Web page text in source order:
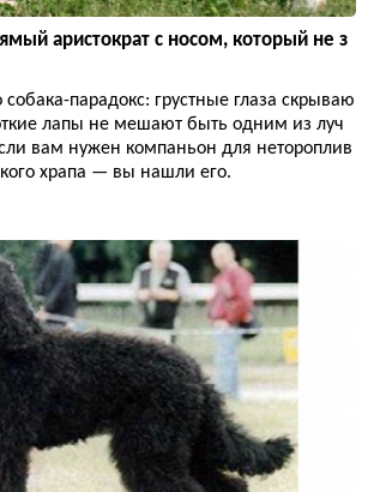
аристократ с носом, который не з
собака-парадокс: грустные глаза скрываю
лапы не мешают быть одним из луч
вам нужен компаньон для нетороплив
храпа — вы нашли его.